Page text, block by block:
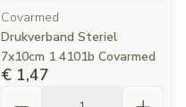
Covarmed
Drukverband Steriel
7x10cm 1 4101b Covarmed
€ 1,47